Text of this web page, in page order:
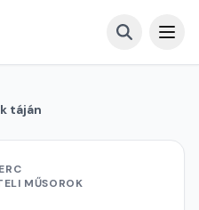
táján
MŰSOROK